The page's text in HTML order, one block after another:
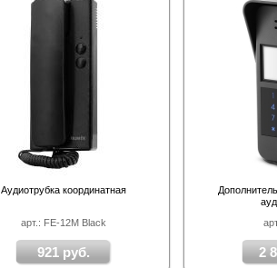
арт.: FE-12M Black
Аудиотрубка координатная
921 руб. 2